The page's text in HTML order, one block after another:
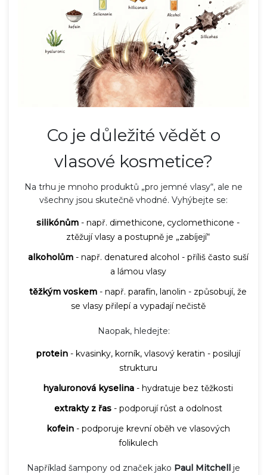
Co je důležité vědět o
vlasové kosmetice?
Na trhu je mnoho produktů „pro jemné vlasy“, ale ne
všechny jsou skutečně vhodné. Vyhýbejte se:
silikónům - např. dimethicone, cyclomethicone -
ztěžují vlasy a postupně je „zabíjejí“
alkoholům- např. denatured alcohol - příliš často suší
a lámou vlasy
těžkým voskem - např. parafín, lanolin - způsobují, že
se vlasy přilepí a vypadají nečistě
Naopak, hledejte:
protein - kvasinky, korník, vlasový keratin - posilují
strukturu
hyaluronová kyselina - hydratuje bez těžkosti
extrakty z řas- podporují růst a odolnost
kofein- podporuje krevní oběh ve vlasových
folikulech
Například šampony od značek jako Paul Mitchell je